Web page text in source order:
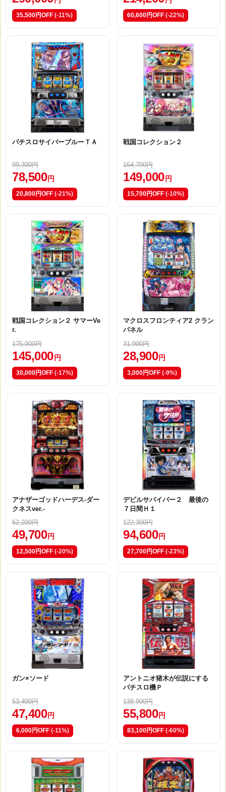
35,500円OFF (-11%) 60,600円OFF (-22%)
パチスロサイバーブルーＴＡ
99,300円
78,500 円
20,800円OFF (-21%)
戦国コレクション２
164,700円
149,000 円
15,700円OFF (-10%)
戦国コレクション２ サマーVe
r.
175,000円
145,000 円
30,000円OFF (-17%)
マクロスフロンティア2 クラン
パネル
31,900円
28,900 円
3,000円OFF (-9%)
アナザーゴッドハーデス-ダー
クネスver.-
62,200円
49,700 円
12,500円OFF (-20%)
デビルサバイバー２ 最後の
７日間Ｈ１
122,300円
94,600 円
27,700円OFF (-23%)
ガン×ソード
53,400円
47,400 円
6,000円OFF (-11%)
アントニオ猪木が伝説にする
パチスロ機Ｐ
138,900円
55,800 円
83,100円OFF (-60%)